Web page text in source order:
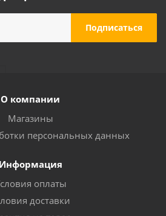
О компании
Магазины
персональных данных
Информация
оплаты
доставки